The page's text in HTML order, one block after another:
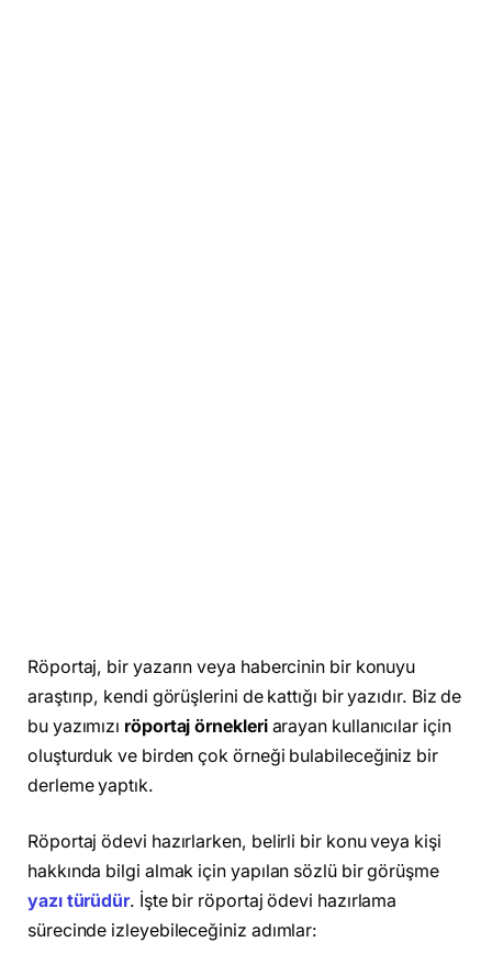
Röportaj, bir yazarın veya habercinin bir konuyu
araştırıp, kendi görüşlerini de kattığı bir yazıdır. Biz de
bu yazımızı röportaj örnekleriarayan kullanıcılar için
oluşturduk ve birden çok örneği bulabileceğiniz bir
derleme yaptık.
Röportaj ödevi hazırlarken, belirli bir konu veya kişi
hakkında bilgi almak için yapılan sözlü bir görüşme
yazı türüdür. İşte bir röportaj ödevi hazırlama
sürecinde izleyebileceğiniz adımlar: